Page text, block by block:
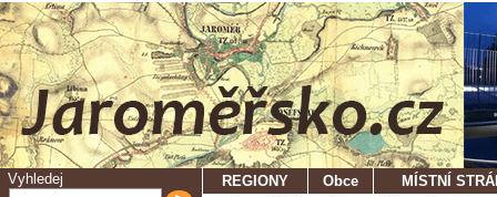
Vyhledej REGIONY Obce MÍSTNÍ